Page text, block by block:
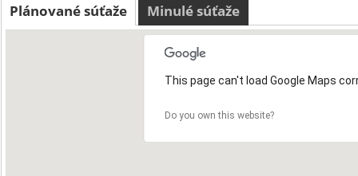
Plánované súťaže Minulé súťaže
This page can't load Google Maps
Do you own this website?